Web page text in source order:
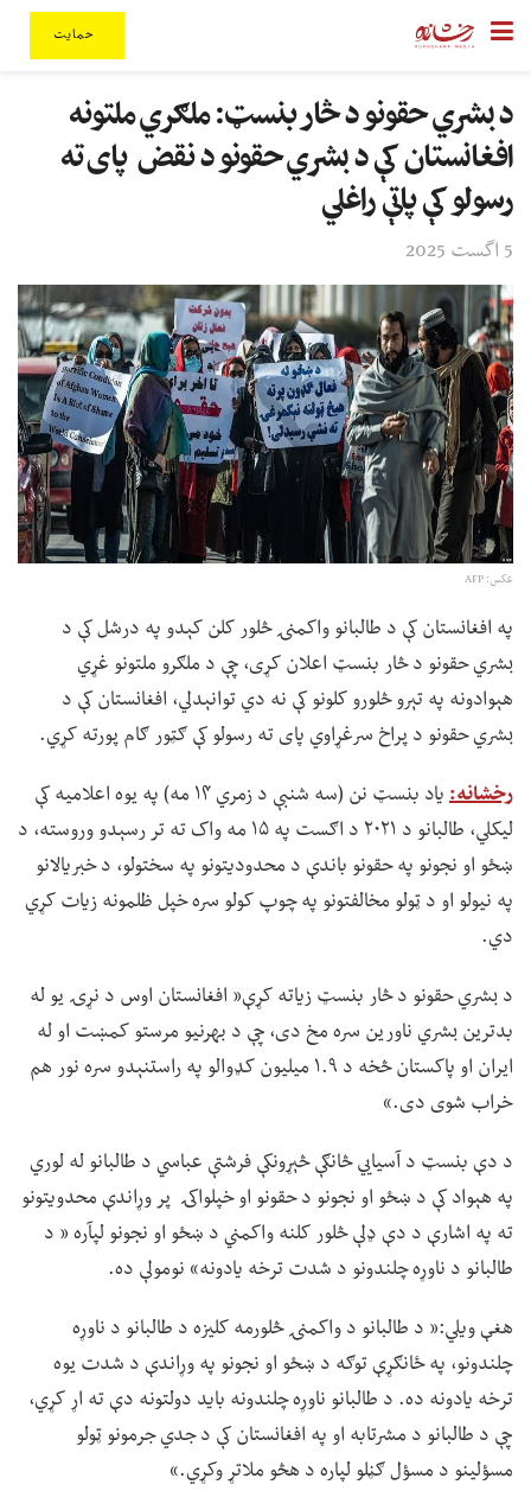
حمایت
د بشري حقونو د څار بنسټ: ملګري ملتونه
افغانستان کې د بشري حقونو د نقض پای ته
رسولو کې پاتې راغلي
5 اگست 2025
عکس: AFP
په افغانستان کې د طالبانو واکمنۍ څلور کلن کېدو په درشل کې د
بشري حقونو د څار بنسټ اعلان کړی، چې د ملګرو ملتونو غړي
هېوادونه په تېرو څلورو کلونو کې نه دي توانېدلي، افغانستان کې د
بشري حقونو د پراخ سرغړاوي پای ته رسولو کې ګټور ګام پورته کړي.
رخشانه:
یاد بنسټ نن (سه شنبې د زمري ۱۴ مه) په یوه اعلامیه کې
لیکلي، طالبانو د ۲۰۲۱ د اګست په ۱۵ مه واک ته تر رسېدو وروسته، د
ښځو او نجونو په حقونو باندې د محدودیتونو په سختولو، د خبریالانو
په نیولو او د ټولو مخالفتونو په چوپ کولو سره خپل ظلمونه زیات کړي
دي.
د بشري حقونو د څار بنسټ زیاته کړې« افغانستان اوس د نړۍ یو له
بدترین بشري ناورین سره مخ دی، چې د بهرنیو مرستو کمښت او له
ایران او پاکستان څخه د ۱.۹ میلیون کډوالو په راستنېدو سره نور هم
خراب شوی دی.»
د دې بنسټ د آسیايي څانګې څېړونکې فرشتې عباسي د طالبانو له لوري
په هېواد کې د ښځو او نجونو د حقونو او خپلواکۍ پر وړاندې محدویتونو
ته په اشارې د دې ډلې څلور کلنه واکمني د ښځو او نجونو لپآره « د
طالبانو د ناوړه چلندونو د شدت ترخه یادونه» نومولې ده.
هغې ویلي:« د طالبانو د واکمنۍ څلورمه کلیزه د طالبانو د ناوړه
چلندونو، په ځانګړې توګه د ښځو او نجونو په وړاندې د شدت یوه
ترخه یادونه ده. د طالبانو ناوړه چلندونه باید دولتونه دې ته اړ کړي،
چې د طالبانو د مشرتابه او په افغانستان کې د جدي جرمونو ټولو
مسؤلینو د مسؤل ګڼلو لپاره د هڅو ملاتړ وکړي.»